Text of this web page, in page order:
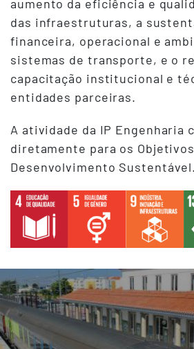
aumento da eficiência e
das infraestruturas, a
financeira, operacional e
sistemas de transporte, e o
capacitação institucional e
entidades parceiras.
A atividade da IP Engenharia
diretamente para os
Desenvolvimento Sustentável.